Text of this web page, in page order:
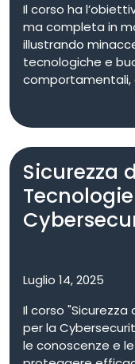
Il corso ha
ma completa in
illustrando
tecnologiche e
comportamentali,
vigenti.
partecipanti
Comprendere i
industriale e le
per ridurli. •
di difesa e sulle
come integrare le
nei processi
quotidiani dei
Iscrizioni chiuse Livello Intermedio Numero minimo
Sicurezza
Luglio 14, 2025
Il corso
per la
le conoscenze e